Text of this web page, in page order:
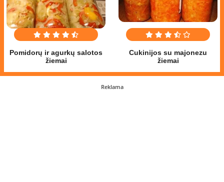
Pomidorų ir agurkų salotos
žiemai
Cukinijos su majonezu
žiemai
Reklama